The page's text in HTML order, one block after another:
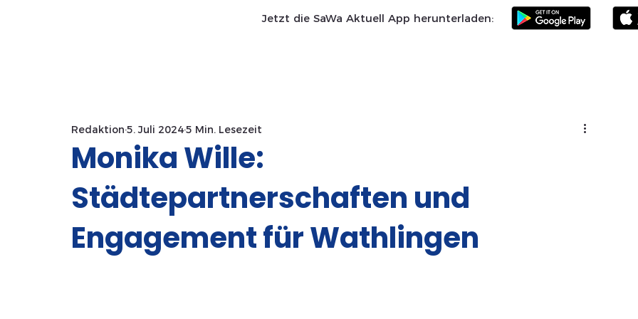
Jetzt die SaWa Aktuell App herunterladen:
Monika Wille:
Städtepartnerschaften und
Engagement für Wathlingen
Redaktion 5. Juli 20245 Min. Lesezeit